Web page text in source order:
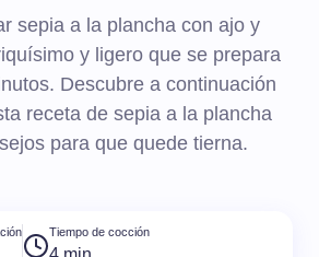
sepia a la plancha con ajo y
y ligero que se prepara
Descubre a continuación
receta de sepia a la plancha
para que quede tierna.
Tiempo de cocción